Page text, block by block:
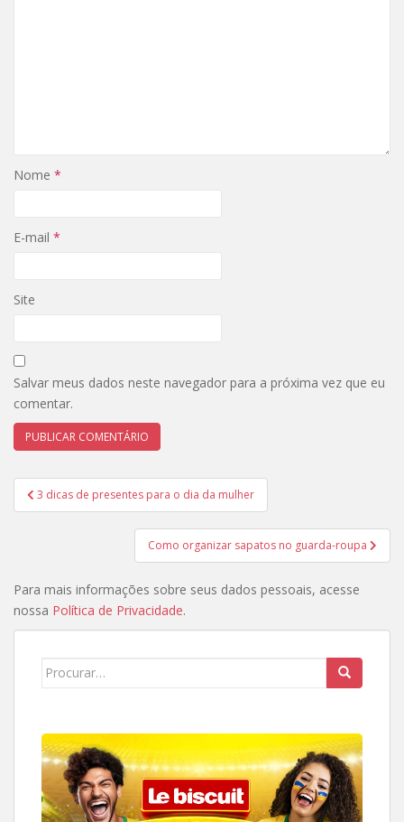
Nome *
E-mail *
Site
Salvar meus dados neste navegador para a próxima vez que eu
comentar.
Navegação
de
3 dicas de presentes para o dia da mulher
Como organizar sapatos no guarda-roupa
Para mais informações sobre seus dados pessoais, acesse
nossa Política de Privacidade.
Search